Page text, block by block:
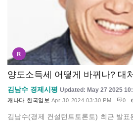
R
양도소득세 어떻게 바뀌나? 대
김남수 경제시평 Updated: May 27 2025
캐나다 한국일보 Apr 30 2024 03:30 PM 0
김남수(경제 컨설턴트토론토) 최근 발